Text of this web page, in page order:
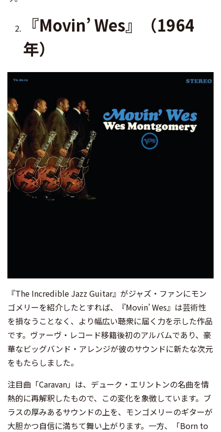
『Movin’ Wes』（1964
年）
『The Incredible Jazz Guitar』がジャズ・ファンにモン
ゴメリーを紹介したとすれば、『Movin’ Wes』は芸術性
を損なうことなく、より幅広い聴衆に届く力を示した作品
です。ヴァーヴ・レコード移籍後初のアルバムであり、豪
華なビッグバンド・アレンジが彼のサウンドに新たな次元
をもたらしました。
注目曲「Caravan」は、デューク・エリントンの名曲を情
熱的に再解釈したもので、この変化を象徴しています。ブ
ラスの厚みあるサウンドの上を、モンゴメリーのギターが
大胆かつ自信に満ちて舞い上がります。一方、「Born to